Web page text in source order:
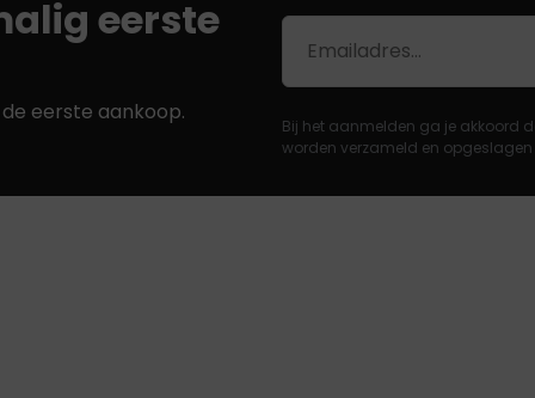
eerste
eerste aankoop.
E-
mailadres
Bij het aanmelden ga je akkoord
worden verzameld en